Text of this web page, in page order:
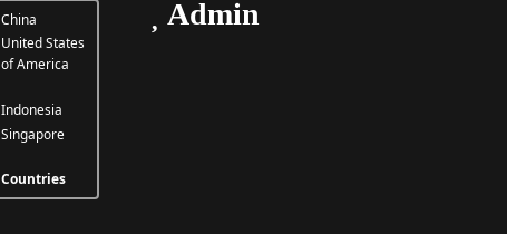
China
United States
of America
Indonesia
Singapore
Countries
Admin